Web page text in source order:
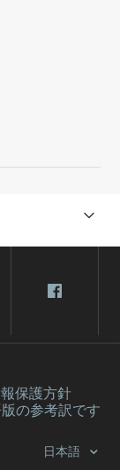
保護方針
の参考訳です
日本語